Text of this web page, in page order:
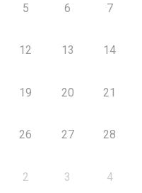
5 6 7
12 13 14
19 20 21
26 27 28
2 3 4